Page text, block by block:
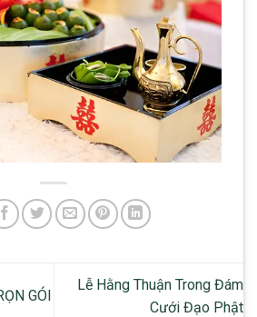
GÓI
Lễ Hằng Thuận Trong Đám
Cưới Đạo Phật